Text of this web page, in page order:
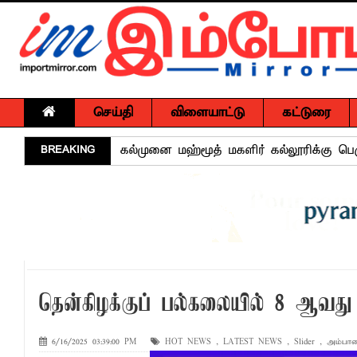
செய்தி விளையாட்டு கட்டுரை
BREAKING
கல்முனை மஹ்மூத் மகளிர் கல்லூரிக்கு
பல்கலை மாணவர்களுக்கு மடி கணனிகள்;
சாய்ந்தமருதில் தாய்ப்பால் ஊட்டல் வாரத்தை
சுகாதார விதிமுறைகளை மீறிய
மாளிகைக்காட்டிற்கு நிரந்தர மாற்று
தென்கிழக்குப் பல்கலையில் 8 ஆவது
6/16/2025 03:39:00 PM HOT NEWS , LATEST NEWS , Slider ,